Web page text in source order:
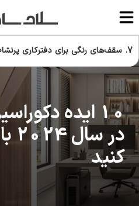
7. سقف‌های رنگی برای دفترکاری پرنشاط
10 ایده
کنید